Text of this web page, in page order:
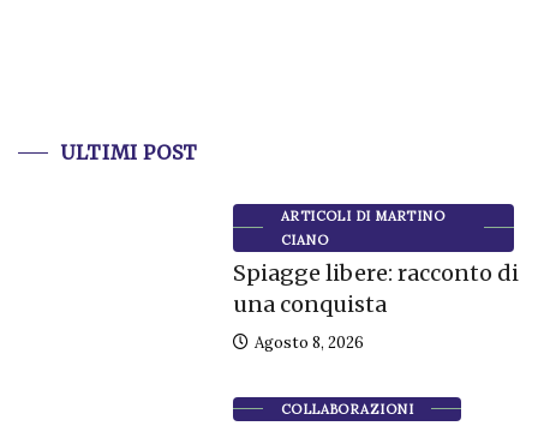
ULTIMI POST
ARTICOLI DI MARTINO
CIANO
Spiagge libere: racconto di
una conquista
Agosto 8, 2026
COLLABORAZIONI